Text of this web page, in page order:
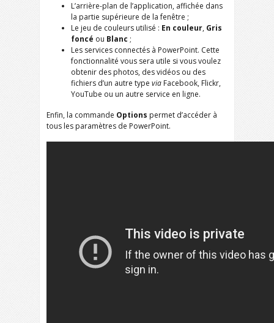
L’arrière-plan de l’application, affichée dans
la partie supérieure de la fenêtre ;
Le jeu de couleurs utilisé : En couleur, Gris
foncé ou Blanc ;
Les services connectés à PowerPoint. Cette
fonctionnalité vous sera utile si vous voulez
obtenir des photos, des vidéos ou des
fichiers d’un autre type via Facebook, Flickr,
YouTube ou un autre service en ligne.
Enfin, la commande Options permet d’accéder à
tous les paramètres de PowerPoint.